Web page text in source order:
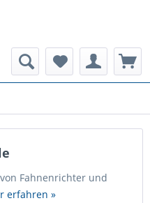
Fahnenrichter und
erfahren »